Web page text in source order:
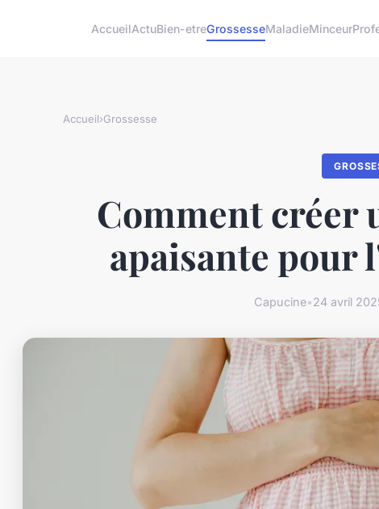
AccueilActuBien-etreGrossesseMaladieMinceur
Accueil›Grossesse
Comment créer
apaisante pour
Capucine•24 avril